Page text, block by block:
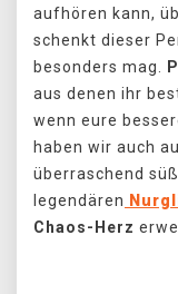
aufhören kann,
schenkt dieser
besonders mag.
aus denen ihr
wenn eure
haben wir auch
überraschend
legendären
Chaos-Herz